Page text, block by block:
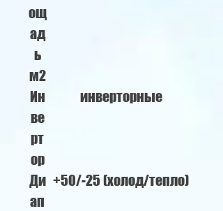
ощ
ад
ь
м2
Ин
ве
рт
ор
инверторные
Ди
ап
+50/-25 (холод/тепло)